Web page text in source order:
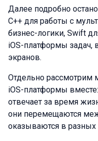
Далее подробно
C++ для работы с
бизнес-логики, Swift
iOS-платформы задач,
экранов.
Отдельно рассмотрим
iOS-платформы
отвечает за время
они перемещаются
оказываются в разных